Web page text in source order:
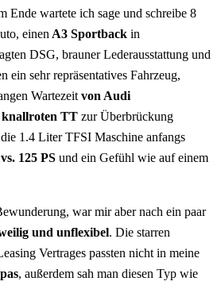
Ende wartete ich sage und schreibe 8
einen A3 Sportback in
DSG, brauner Lederausstattung und
ein sehr repräsentatives Fahrzeug,
Wartezeit von Audi
knallroten TT zur Überbrückung
1.4 Liter TFSI Maschine anfangs
125 PS und ein Gefühl wie auf einem
war mir aber nach ein paar
und unflexibel. Die starren
Vertrages passten nicht in meine
, außerdem sah man diesen Typ wie